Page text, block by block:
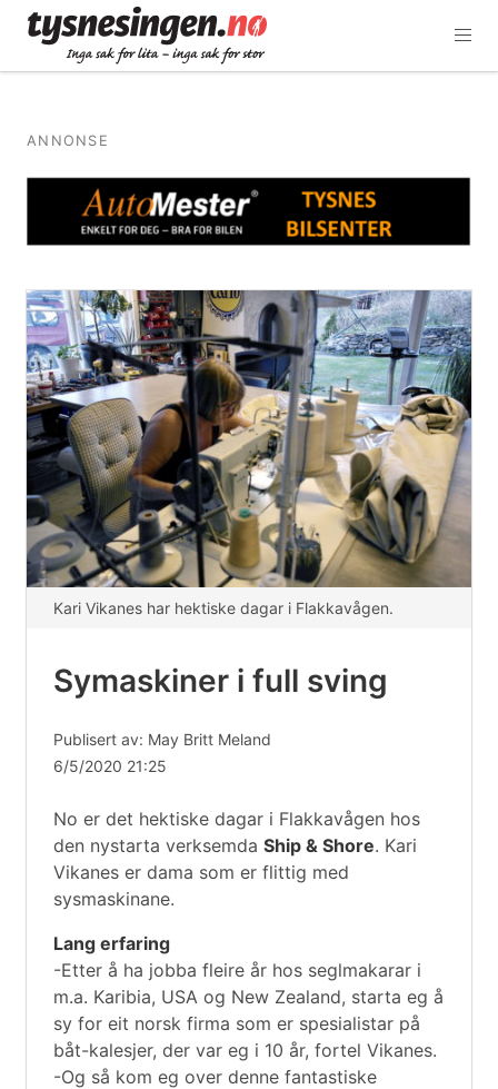
ANNONSE
Kari Vikanes har hektiske dagar i Flakkavågen.
Symaskiner i full sving
Publisert av: May Britt Meland
6/5/2020 21:25
No er det hektiske dagar i Flakkavågen hos
den nystarta verksemda Ship & Shore. Kari
Vikanes er dama som er flittig med
sysmaskinane.
Lang erfaring
-Etter å ha jobba fleire år hos seglmakarar i
m.a. Karibia, USA og New Zealand, starta eg å
sy for eit norsk firma som er spesialistar på
båt-kalesjer, der var eg i 10 år, fortel Vikanes.
-Og så kom eg over denne fantastiske